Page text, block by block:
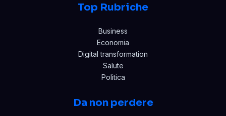
Top Rubriche
Business
Economia
Digital transformation
Salute
Politica
Da non perdere